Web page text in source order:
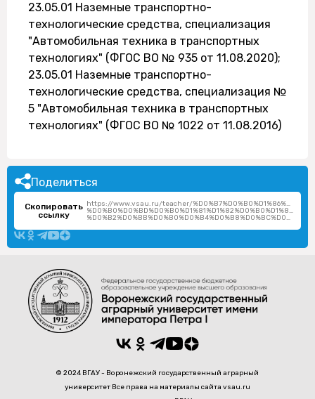
23.05.01 Наземные транспортно-
технологические средства, специализация
"Автомобильная техника в транспортных
технологиях" (ФГОС ВО № 935 от 11.08.2020);
23.05.01 Наземные транспортно-
технологические средства, специализация №
5 "Автомобильная техника в транспортных
технологиях" (ФГОС ВО № 1022 от 11.08.2016)
Поделиться
Скопировать
ссылку
https://www.vsau.ru/teacher/
%D0%B2%D0%BB%D0%B0%D0%B4%D0%B8%D0%BC%D0%B8%D1%80%D0%BE%D0%B2%D0%BD%D0%B0/
© 2024 ВГАУ - Воронежский государственный аграрный
университет Все права на материалы сайта vsau.ru